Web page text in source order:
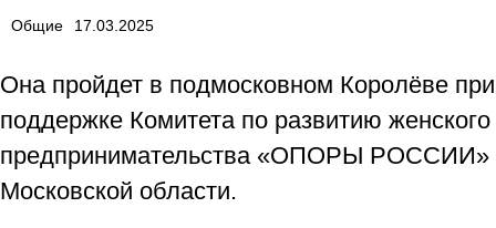
Общие 17.03.2025
Она пройдет в подмосковном Королёве при
поддержке Комитета по развитию женского
предпринимательства «ОПОРЫ РОССИИ»
Московской области.